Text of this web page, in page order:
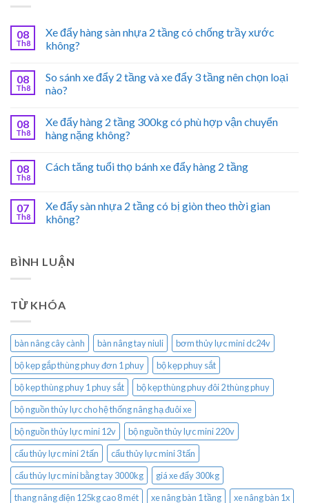
08
Th8
Xe đẩy hàng sàn nhựa 2 tầng có chống trầy xước
không?
08
Th8
So sánh xe đẩy 2 tầng và xe đẩy 3 tầng nên chọn loại
nào?
08
Th8
Xe đẩy hàng 2 tầng 300kg có phù hợp vận chuyển
hàng nặng không?
08
Th8
Cách tăng tuổi thọ bánh xe đẩy hàng 2 tầng
07
Th8
Xe đẩy sàn nhựa 2 tầng có bị giòn theo thời gian
không?
BÌNH LUẬN
TỪ KHÓA
bàn nâng cây cành bàn nâng tay niuli
bơm thủy lực mini dc24v
bộ kẹp gắp thùng phuy đơn 1 phuy
bộ kẹp phuy sắt
bộ kẹp thùng phuy 1 phuy sắt
bộ kẹp thùng phuy đôi 2 thùng phuy
bộ nguồn thủy lực cho hệ thống nâng hạ đuôi xe
bộ nguồn thủy lực mini 12v
bộ nguồn thủy lực mini 220v
cẩu thủy lực mini 2 tấn
cẩu thủy lực mini 3 tấn
cẩu thủy lực mini bằng tay 3000kg
giá xe đẩy 300kg
thang nâng điện 125kg cao 8 mét
xe nâng bàn 1 tầng xe nâng bàn 1x